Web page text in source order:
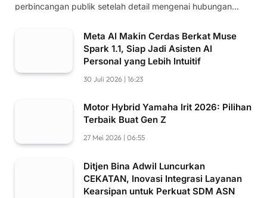
perbincangan publik setelah detail mengenai hubungan…
Meta AI Makin Cerdas Berkat Muse
Spark 1.1, Siap Jadi Asisten AI
Personal yang Lebih Intuitif
30 Juli 2026 | 16:23
Motor Hybrid Yamaha Irit 2026: Pilihan
Terbaik Buat Gen Z
27 Mei 2026 | 06:55
Ditjen Bina Adwil Luncurkan
CEKATAN, Inovasi Integrasi Layanan
Kearsipan untuk Perkuat SDM ASN